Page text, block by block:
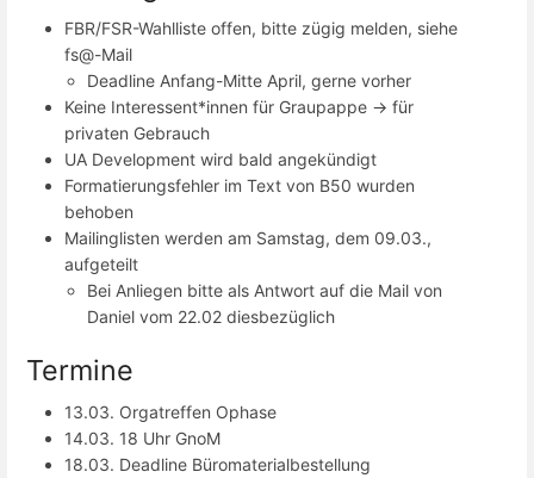
FBR/FSR-Wahlliste offen, bitte zügig melden, siehe
fs@-Mail
Deadline Anfang-Mitte April, gerne vorher
Keine Interessent*innen für Graupappe -> für
privaten Gebrauch
UA Development wird bald angekündigt
Formatierungsfehler im Text von B50 wurden
behoben
Mailinglisten werden am Samstag, dem 09.03.,
aufgeteilt
Bei Anliegen bitte als Antwort auf die Mail von
Daniel vom 22.02 diesbezüglich
Termine
13.03. Orgatreffen Ophase
14.03. 18 Uhr GnoM
18.03. Deadline Büromaterialbestellung